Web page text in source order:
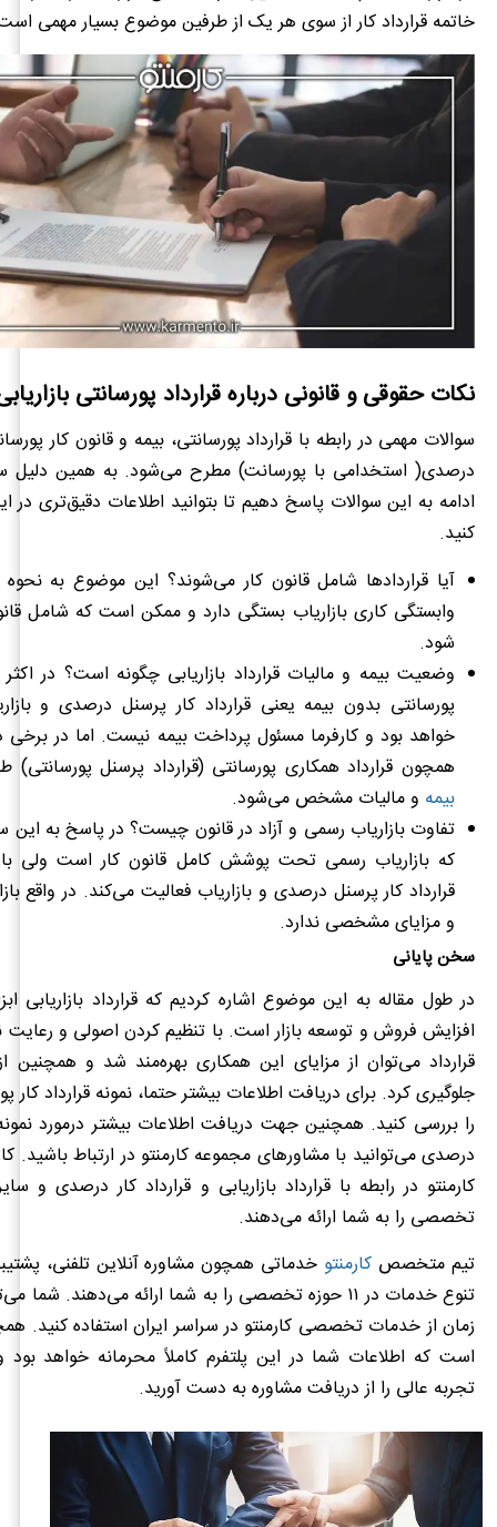
خاتمه قرارداد کار از سوی هر یک از طرفین موضوع بسیار مهمی
نکات حقوقی و قانونی درباره قرارداد پورسانتی
سوالات مهمی در رابطه با قرارداد پورسانتی، بیمه و قانون کار
درصدی( استخدامی با پورسانت) مطرح می‌شود. به همین دلیل
ادامه به این سوالات پاسخ دهیم تا بتوانید اطلاعات دقیق‌تری در
کنید.
آیا قراردادها شامل قانون کار می‌شوند؟ این موضوع به نحوه
وابستگی کاری بازاریاب بستگی دارد و ممکن است که شامل
شود.
وضعیت بیمه و مالیات قرارداد بازاریابی چگونه است؟ در اکثر
پورسانتی بدون بیمه یعنی قرارداد کار پرسنل درصدی و
خواهد بود و کارفرما مسئول پرداخت بیمه نیست. اما در برخی
همچون قرارداد همکاری پورسانتی (قرارداد پرسنل پورسانتی)
بیمه و مالیات مشخص می‌شود.
تفاوت بازاریاب رسمی و آزاد در قانون چیست؟ در پاسخ به این
که بازاریاب رسمی تحت پوشش کامل قانون کار است ولی
قرارداد کار پرسنل درصدی و بازاریاب فعالیت می‌کند. در واقع
و مزایای مشخصی ندارد.
سخن پایانی
در طول مقاله به این موضوع اشاره کردیم که قرارداد بازاریابی
افزایش فروش و توسعه بازار است. با تنظیم کردن اصولی و رعایت
قرارداد می‌توان از مزایای این همکاری بهره‌مند شد و همچنین
جلوگیری کرد. برای دریافت اطلاعات بیشتر حتما، نمونه قرارداد کار
را بررسی کنید. همچنین جهت دریافت اطلاعات بیشتر درمورد نمونه
درصدی می‌توانید با مشاورهای مجموعه کارمنتو در ارتباط باشید.
کارمنتو در رابطه با قرارداد بازاریابی و قرارداد کار درصدی و
تخصصی را به شما ارائه می‌دهند.
تیم متخصص کارمنتو
تنوع خدمات در ۱۱ حوزه تخصصی را به شما ارائه می‌دهند.
زمان از خدمات تخصصی کارمنتو در سراسر ایران استفاده کنید.
است که اطلاعات شما در این پلتفرم کاملاً محرمانه خواهد بود
تجربه عالی را از دریافت مشاوره به دست آورید.